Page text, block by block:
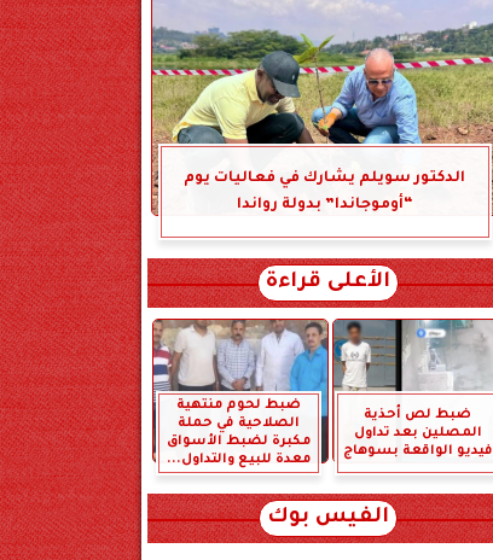
الدكتور سويلم يشارك في فعاليات يوم
“أوموجاندا” بدولة رواندا
الأعلى قراءة
ضبط لص أحذية
المصلين بعد تداول
فيديو الواقعة بسوهاج
ضبط لحوم منتهية
الصلاحية في حملة
مكبرة لضبط الأسواق
معدة للبيع والتداول...
الفيس بوك